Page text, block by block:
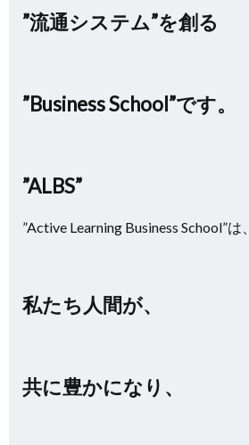
”流通システム”を創る
”Business School”です。
”ALBS”
”Active Learning Business School”は、
私たち人間が、
共に豊かになり、